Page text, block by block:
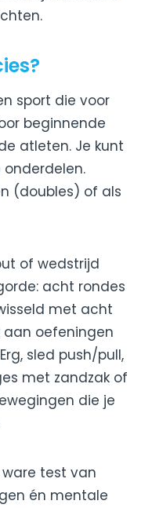
sport die voor
beginnende
atleten. Je kunt
(doubles) of als
of wedstrijd
acht rondes
met acht
aan oefeningen
sled push/pull,
met zandzak of
die je
ware test van
én mentale